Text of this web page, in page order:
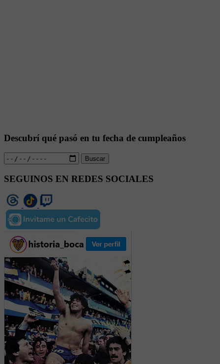
Descubrí qué pasó en tu fecha de cumpleaños
Buscar
SEGUINOS EN REDES SOCIALES